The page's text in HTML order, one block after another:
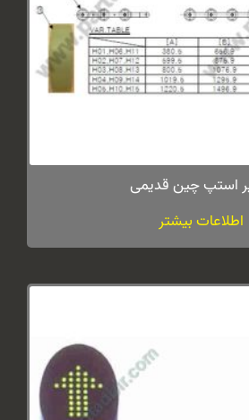
استپ چین قدیمی
اطلاعات بیشتر